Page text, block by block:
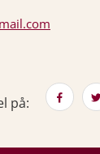
på: